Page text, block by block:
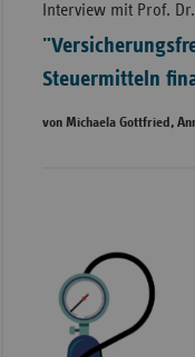
Interview mit Prof.
Steuermitteln
von Michaela Gottfried,